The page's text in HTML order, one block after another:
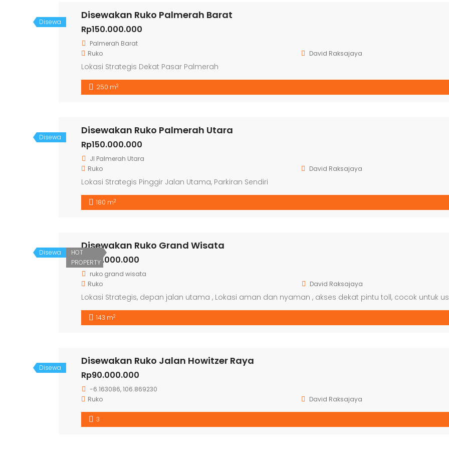
Disewa
Disewakan Ruko Palmerah Barat
Rp150.000.000
Palmerah Barat
Ruko
David Raksajaya
Lokasi Strategis Dekat Pasar Palmerah
250 m2
Disewa
Disewakan Ruko Palmerah Utara
Rp150.000.000
Jl Palmerah Utara
Ruko
David Raksajaya
Lokasi Strategis Pinggir Jalan Utama, Parkiran Sendiri
180 m2
HOT
PROPERTY
Disewa
Disewakan Ruko Grand Wisata
Rp60.000.000
ruko grand wisata
Ruko
David Raksajaya
Lokasi Strategis, depan jalan utama , Lokasi aman dan nyaman , akses dekat pintu toll, cocok untuk
143 m2
Disewa
Disewakan Ruko Jalan Howitzer Raya
Rp90.000.000
-6.163086, 106.869230
Ruko
David Raksajaya
3